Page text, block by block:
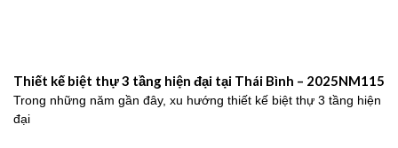
Thiết kế biệt thự 3 tầng hiện đại tại Thái Bình – 2025NM115
Trong những năm gần đây, xu hướng thiết kế biệt thự 3 tầng hiện
đại